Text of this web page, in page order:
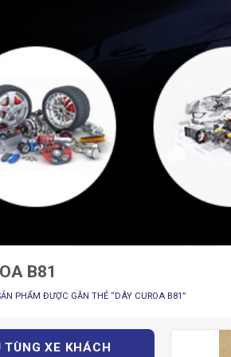
B81
PHẨM ĐƯỢC GẮN THẺ “DÂY CUROA B81”
TÙNG XE KHÁCH